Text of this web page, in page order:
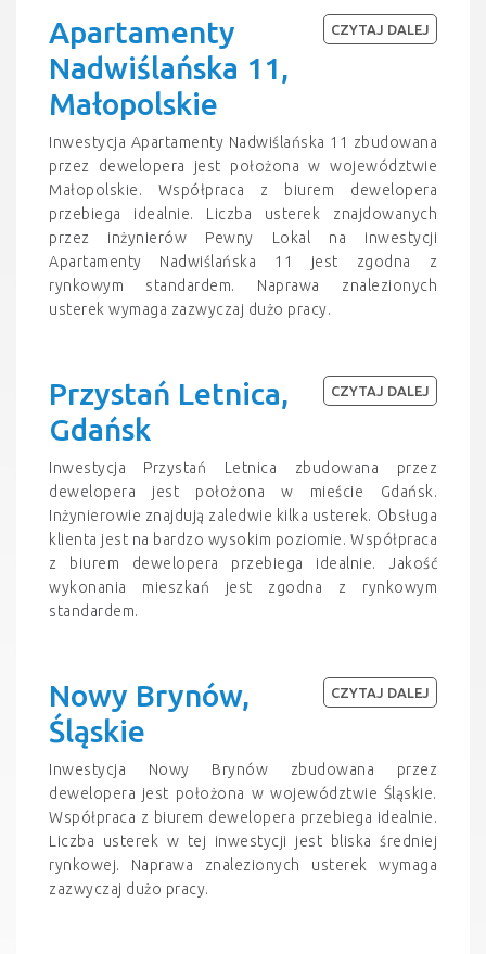
Apartamenty
Nadwiślańska 11,
Małopolskie
Inwestycja Apartamenty Nadwiślańska 11 zbudowana
przez dewelopera jest położona w województwie
Małopolskie. Współpraca z biurem dewelopera
przebiega idealnie. Liczba usterek znajdowanych
przez inżynierów Pewny Lokal na inwestycji
Apartamenty Nadwiślańska 11 jest zgodna z
rynkowym standardem. Naprawa znalezionych
usterek wymaga zazwyczaj dużo pracy.
CZYTAJ DALEJ
Przystań Letnica,
Gdańsk
Inwestycja Przystań Letnica zbudowana przez
dewelopera jest położona w mieście Gdańsk.
Inżynierowie znajdują zaledwie kilka usterek. Obsługa
klienta jest na bardzo wysokim poziomie. Współpraca
z biurem dewelopera przebiega idealnie. Jakość
wykonania mieszkań jest zgodna z rynkowym
standardem.
CZYTAJ DALEJ
Nowy Brynów,
Śląskie
Inwestycja Nowy Brynów zbudowana przez
dewelopera jest położona w województwie Śląskie.
Współpraca z biurem dewelopera przebiega idealnie.
Liczba usterek w tej inwestycji jest bliska średniej
rynkowej. Naprawa znalezionych usterek wymaga
zazwyczaj dużo pracy.
CZYTAJ DALEJ